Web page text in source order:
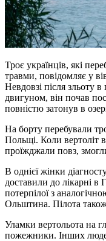
Троє українців, які
травми, повідомляє у
Невдовзі після зльоту
двигуном, він почав
повністю затонув в
На борту перебували
Польщі. Коли вертоліт
проїжджали повз,
В однієї жінки
доставили до лікарні в
потерпілої з
Ольштина. Пілота також
Уламки вертольота на
пожежники. Інших